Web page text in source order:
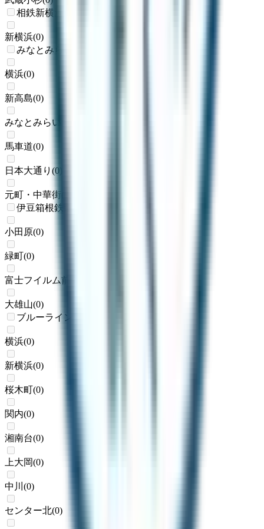
相鉄新横浜線
新横浜(0)
みなとみらい線
横浜(0)
新高島(0)
みなとみらい
馬車道(0)
日本大通り (0
元町・中華街
伊豆箱根鉄道大雄山線
小田原(0)
緑町(0)
富士フイルム前
大雄山(0)
ブルーライン
横浜(0)
新横浜(0)
桜木町(0)
関内(0)
湘南台(0)
上大岡(0)
中川 (0)
センター北(0)